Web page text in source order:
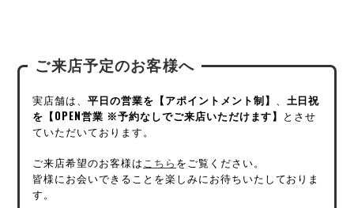
ご来店予定のお客様へ
実店舗は、平日の営業を【アポイントメント制】 、 土日祝
を【OPEN営業 ※予約なしでご来店いただけます】 とさせ
ていただいております。
ご来店希望のお客様はこちら をご覧ください。
皆様にお会いできることを楽しみにお待ちいたしておりま
す。